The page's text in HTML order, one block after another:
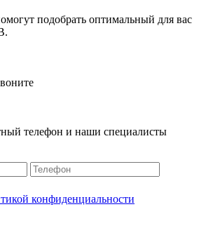
подобрать оптимальный для вас
телефон и наши специалисты
конфиденциальности